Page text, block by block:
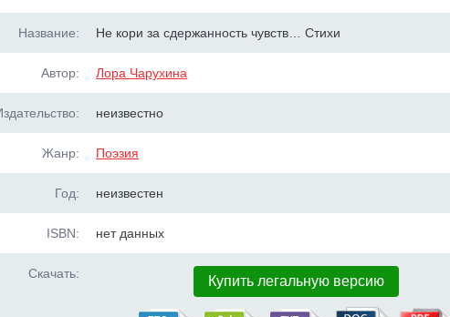
Название: Не кори за сдержанность чувств… Стихи
Автор: Лора Чарухина
неизвестно
Жанр: Поэзия
Год: неизвестен
ISBN: нет данных
Скачать: Купить легальную версию